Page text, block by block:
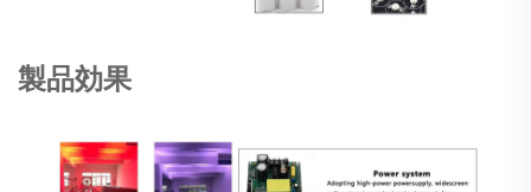
製品効果